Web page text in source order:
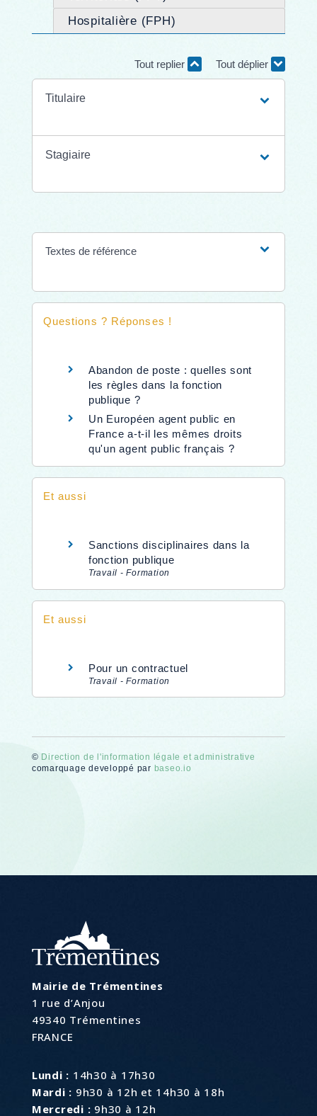
Hospitalière (FPH)
Tout replier Tout déplier
Titulaire
Stagiaire
Textes de référence
Questions ? Réponses !
Abandon de poste : quelles sont
les règles dans la fonction
publique ?
Un Européen agent public en
France a-t-il les mêmes droits
qu'un agent public français ?
Et aussi
Sanctions disciplinaires dans la
fonction publique
Travail - Formation
Et aussi
Pour un contractuel
Travail - Formation
© Direction de l'information légale et administrative
comarquage developpé par baseo.io
Mairie de Trémentines
1 rue d’Anjou
49340 Trémentines
FRANCE
Lundi : 14h30 à 17h30
Mardi : 9h30 à 12h et 14h30 à 18h
Mercredi : 9h30 à 12h